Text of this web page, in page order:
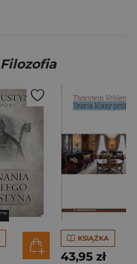
Filozofia
KSIĄŻKA
43,95 zł